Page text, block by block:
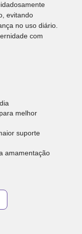
evitando
no uso diário.
com
melhor
suporte
amamentação